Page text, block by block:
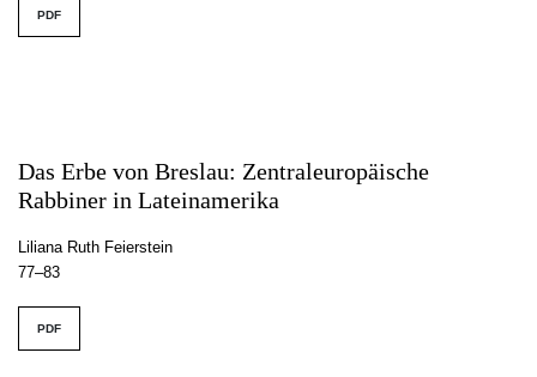
PDF
Das Erbe von Breslau: Zentraleuropäische
Rabbiner in Lateinamerika
Liliana Ruth Feierstein
77–83
PDF